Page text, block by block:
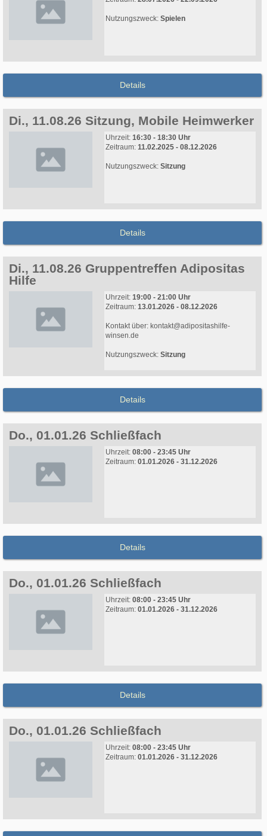
Nutzungszweck: Spielen
Details
Di., 11.08.26 Sitzung, Mobile Heimwerker
Uhrzeit: 16:30 - 18:30 Uhr
Zeitraum: 11.02.2025 - 08.12.2026
Nutzungszweck: Sitzung
Details
Di., 11.08.26 Gruppentreffen Adipositas
Hilfe
Uhrzeit: 19:00 - 21:00 Uhr
Zeitraum: 13.01.2026 - 08.12.2026
Kontakt über: kontakt@adipositashilfe-
winsen.de
Nutzungszweck: Sitzung
Details
Do., 01.01.26 Schließfach
Uhrzeit: 08:00 - 23:45 Uhr
Zeitraum: 01.01.2026 - 31.12.2026
Details
Do., 01.01.26 Schließfach
Uhrzeit: 08:00 - 23:45 Uhr
Zeitraum: 01.01.2026 - 31.12.2026
Details
Do., 01.01.26 Schließfach
Uhrzeit: 08:00 - 23:45 Uhr
Zeitraum: 01.01.2026 - 31.12.2026